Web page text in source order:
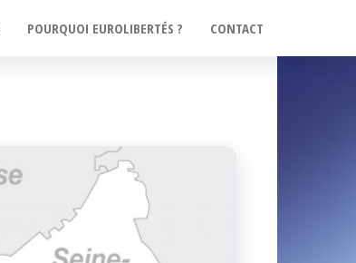
POURQUOI EUROLIBERTÉS ? CONTACT